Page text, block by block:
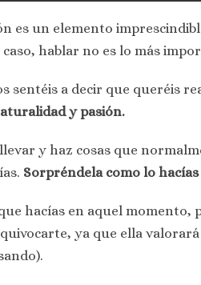
es un elemento
hablar no es lo más
sentéis a decir que queréis
y pasión.
y haz cosas que
Sorpréndela como lo
hacías en aquel
ya que ella